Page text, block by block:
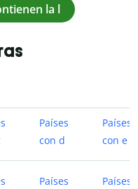
la l
Países
con d
Países
con e
Países
Países